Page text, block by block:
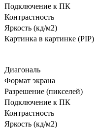
Подключение к ПК
Контрастность
Яркость (кд/м2)
Картинка в картинке (PIP)
Диагональ
Формат экрана
Разрешение (пикселей)
Подключение к ПК
Контрастность
Яркость (кд/м2)